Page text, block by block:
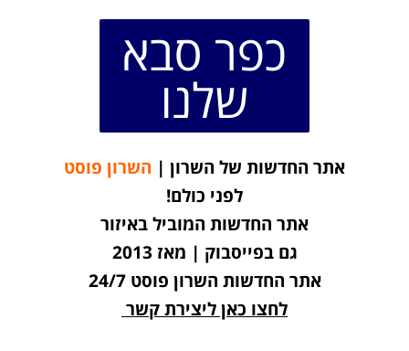
כפר סבא
שלנו
אתר החדשות של השרון | השרון פוסט
לפני כולם!
אתר החדשות המוביל באיזור
גם בפייסבוק | מאז 2013
אתר החדשות השרון פוסט 24/7
לחצו כאן ליצירת קשר